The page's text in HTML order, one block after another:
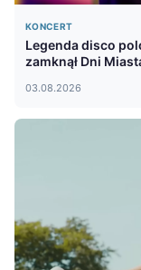
KONCERT
Legenda disco
zamknął Dni
03.08.2026